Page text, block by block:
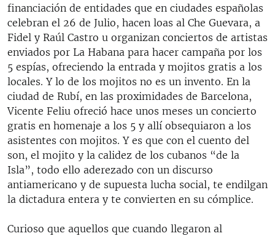
financiación de entidades que en ciudades españolas
celebran el 26 de Julio, hacen loas al Che Guevara, a
Fidel y Raúl Castro u organizan conciertos de artistas
enviados por La Habana para hacer campaña por los
5 espías, ofreciendo la entrada y mojitos gratis a los
locales. Y lo de los mojitos no es un invento. En la
ciudad de Rubí, en las proximidades de Barcelona,
Vicente Feliu ofreció hace unos meses un concierto
gratis en homenaje a los 5 y allí obsequiaron a los
asistentes con mojitos. Y es que con el cuento del
son, el mojito y la calidez de los cubanos “de la
Isla”, todo ello aderezado con un discurso
antiamericano y de supuesta lucha social, te endilgan
la dictadura entera y te convierten en su cómplice.
Curioso que aquellos que cuando llegaron al